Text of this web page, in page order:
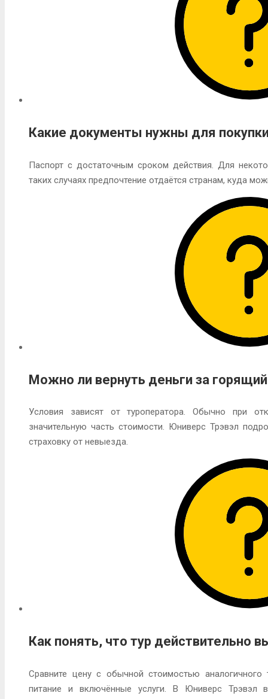
Какие документы нужны для
Паспорт с достаточным сроком действия. Для
таких случаях предпочтение отдаётся странам, куда
Можно ли вернуть деньги за
Условия зависят от туроператора. Обычно при
значительную часть стоимости. Юниверс Трэвэл
страховку от невыезда.
Как понять, что тур действительно
Сравните цену с обычной стоимостью
питание и включённые услуги. В Юниверс Трэвэл